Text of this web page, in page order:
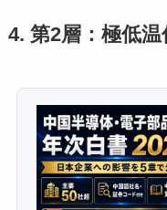
4. 第2層：極低